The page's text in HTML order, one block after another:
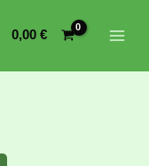
0,00€